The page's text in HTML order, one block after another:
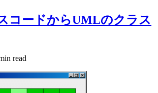
コードからUMLのクラス
read